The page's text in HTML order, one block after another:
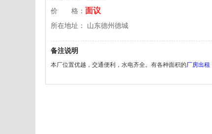
价 格： 面议
所在地址： 山东德州德城
备注说明
本厂位置优越，交通便利，水电齐全。有各种面积的厂房出租